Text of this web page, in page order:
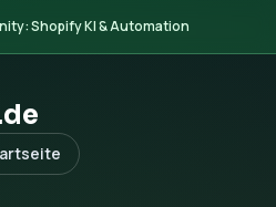
Shopify KI & Automation